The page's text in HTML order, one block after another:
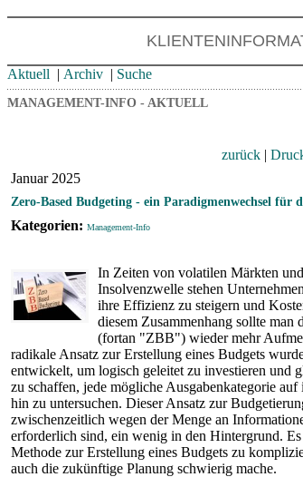
Aktuell | Archiv | Suche
MANAGEMENT-INFO - AKTUELL
zurück |
Januar 2025
Zero-Based Budgeting - ein Paradigmenwechsel für
Kategorien: Management-Info
In Zeiten von volatilen Märkten
Insolvenzwelle stehen
ihre Effizienz zu steigern und
diesem Zusammenhang sollte
(fortan "ZBB") wieder mehr
radikale Ansatz zur Erstellung eines Budgets
entwickelt, um logisch geleitet zu investieren und
zu schaffen, jede mögliche Ausgabenkategorie
hin zu untersuchen. Dieser Ansatz zur
zwischenzeitlich wegen der Menge an
erforderlich sind, ein wenig in den Hintergrund.
Methode zur Erstellung eines Budgets zu
auch die zukünftige Planung schwierig mache.